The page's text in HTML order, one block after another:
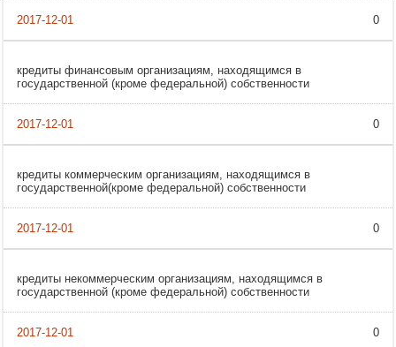
0
кредиты финансовым организациям, находящимся в
государственной (кроме федеральной) собственности
0
кредиты коммерческим организациям, находящимся в
государственной(кроме федеральной) собственности
0
кредиты некоммерческим организациям, находящимся в
государственной (кроме федеральной) собственности
0